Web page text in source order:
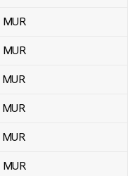
MUR
MUR
MUR
MUR
MUR
MUR